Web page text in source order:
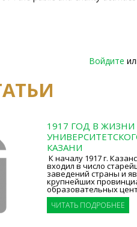
Войдите
1917 ГОД В ЖИЗНИ
КАЗАНИ
К началу 1917 г.
входил в число
заведений страны и
крупнейших
образовательных
ЧИТАТЬ ПОДРОБНЕЕ